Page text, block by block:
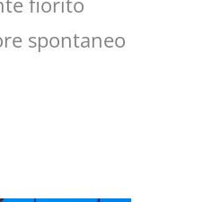
spontaneo